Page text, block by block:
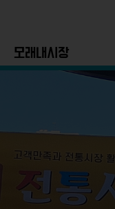
모래내시장